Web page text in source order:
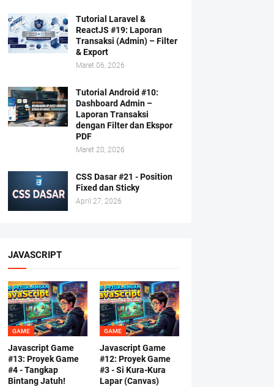
Tutorial Laravel &
ReactJS #19: Laporan
Transaksi (Admin) – Filter
& Export
Maret 06, 2026
Tutorial Android #10:
Dashboard Admin –
Laporan Transaksi
dengan Filter dan Ekspor
PDF
Maret 20, 2026
CSS Dasar #21 - Position
Fixed dan Sticky
April 27, 2026
JAVASCRIPT
GAME
Javascript Game
#13: Proyek Game
#4 - Tangkap
Bintang Jatuh!
GAME
Javascript Game
#12: Proyek Game
#3 - Si Kura-Kura
Lapar (Canvas)